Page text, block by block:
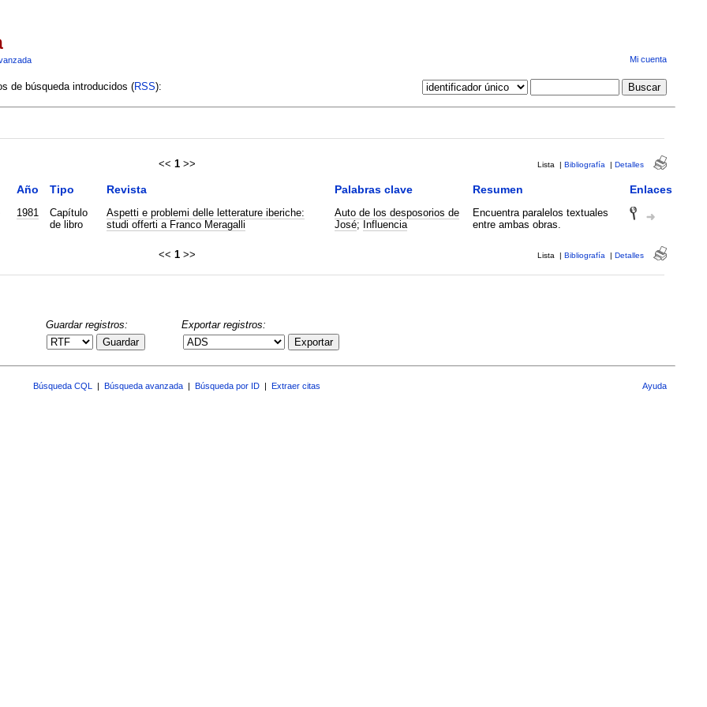
Mi cuenta
de búsqueda introducidos (RSS):
<< 1 >> Lista | Bibliografía | Detalles
Año Tipo Revista Palabras clave Resumen Enlaces
1981
Capítulo
de libro
Aspetti e problemi delle letterature iberiche:
studi offerti a Franco Meragalli
Auto de los desposorios de
José; Influencia
Encuentra paralelos textuales
entre ambas obras.
<< 1 >> Lista | Bibliografía | Detalles
Guardar registros:
Guardar
Exportar registros:
Exportar
Búsqueda CQL Búsqueda avanzada Búsqueda por ID Extraer citas Ayuda